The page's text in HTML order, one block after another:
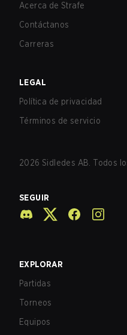
Acerca de Strafe
Contáctanos
Carreras
LEGAL
Política de privacidad
Términos de servicio
2026 Sidledes AB. Todos
SEGUIR
EXPLORAR
Partidas
Torneos
Equipos